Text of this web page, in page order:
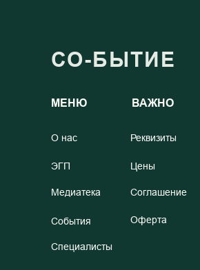
СО-БЫТИЕ
О нас
МЕНЮ ВАЖНО
ЭГП
Реквизиты
Цены
Соглашение
Оферта
События
Медиатека
Специалисты